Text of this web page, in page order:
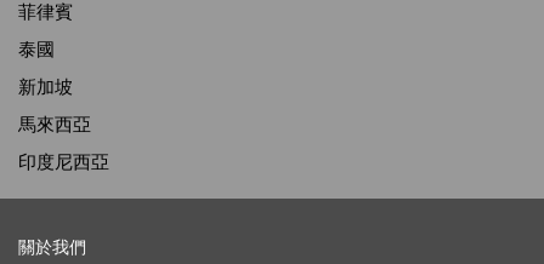
菲律賓
泰國
新加坡
馬來西亞
印度尼西亞
關於我們